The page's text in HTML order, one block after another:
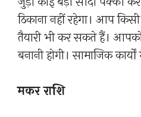
ठिकाना नहीं रहेगा। आप किसी
तैयारी भी कर सकते हैं।
बनानी होगी। सामाजिक
मकर राशि